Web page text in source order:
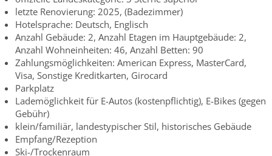
letzte Renovierung: 2025, (Badezimmer)
Hotelsprache: Deutsch, Englisch
Anzahl Gebäude: 2, Anzahl Etagen im Hauptgebäude: 2,
Anzahl Wohneinheiten: 46, Anzahl Betten: 90
Zahlungsmöglichkeiten: American Express, MasterCard,
Visa, Sonstige Kreditkarten, Girocard
Parkplatz
Lademöglichkeit für E-Autos (kostenpflichtig), E-Bikes (gegen
Gebühr)
klein/familiär, landestypischer Stil, historisches Gebäude
Empfang/Rezeption
Ski-/Trockenraum